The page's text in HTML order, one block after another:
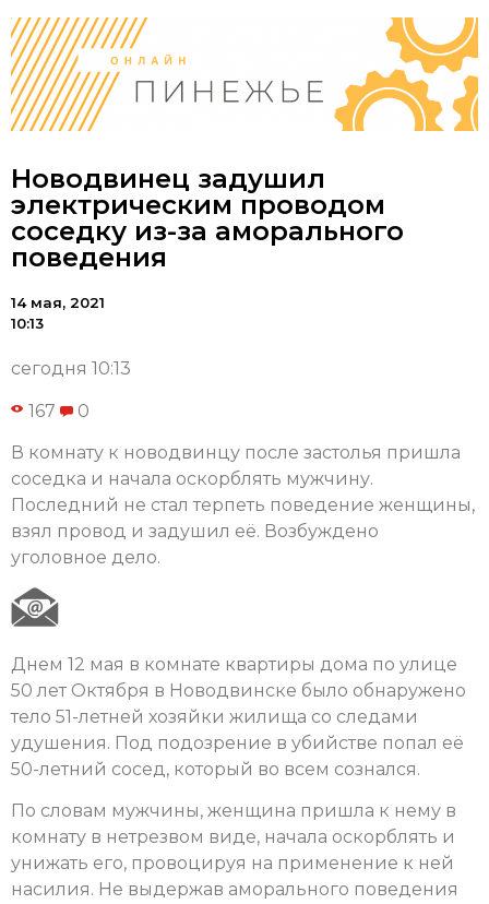
Новодвинец задушил
электрическим проводом
соседку из-за аморального
поведения
14 мая, 2021
10:13
сегодня 10:13
167 0
В комнату к новодвинцу после застолья пришла
соседка и начала оскорблять мужчину.
Последний не стал терпеть поведение женщины,
взял провод и задушил её. Возбуждено
уголовное дело.
Днем 12 мая в комнате квартиры дома по улице
50 лет Октября в Новодвинске было обнаружено
тело 51-летней хозяйки жилища со следами
удушения. Под подозрение в убийстве попал её
50-летний сосед, который во всем сознался.
По словам мужчины, женщина пришла к нему в
комнату в нетрезвом виде, начала оскорблять и
унижать его, провоцируя на применение к ней
насилия. Не выдержав аморального поведения